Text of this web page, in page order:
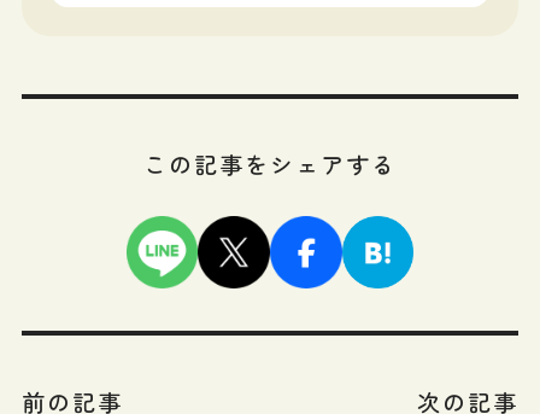
この記事をシェアする
前の記事 次の記事